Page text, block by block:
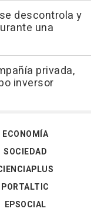
descontrola y
una
privada,
inversor
ECONOMÍA
SOCIEDAD
PORTALTIC
EPSOCIAL